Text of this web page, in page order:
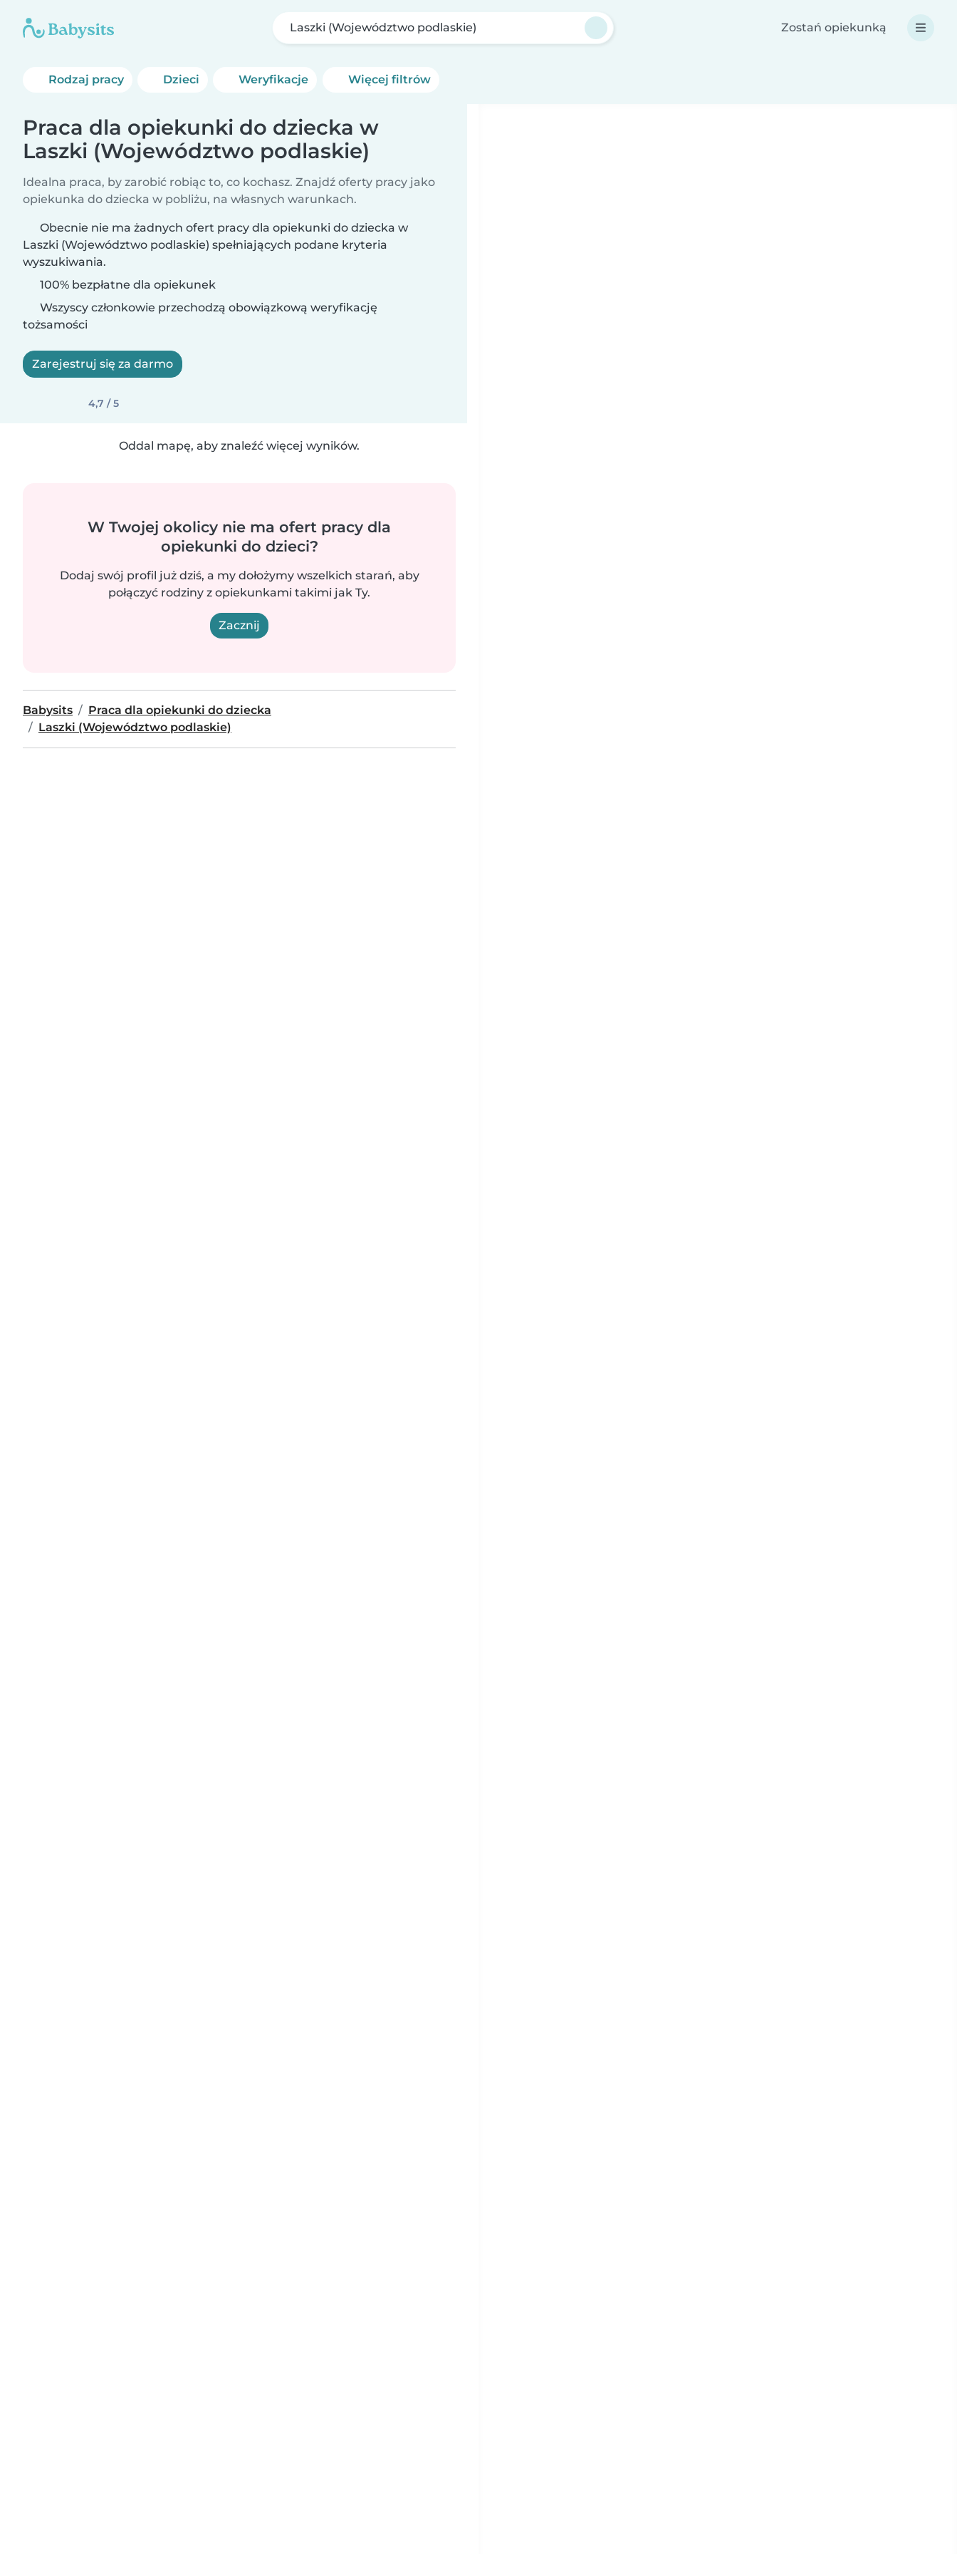
Laszki (Województwo podlaskie) Zostań opiekunką
Rodzaj pracy Dzieci Weryfikacje Więcej filtrów
Praca dla opiekunki do dziecka w
Laszki (Województwo podlaskie)
Idealna praca, by zarobić robiąc to, co kochasz. Znajdź oferty pracy jako
opiekunka do dziecka w pobliżu, na własnych warunkach.
Obecnie nie ma żadnych ofert pracy dla opiekunki do dziecka w
Laszki (Województwo podlaskie) spełniających podane kryteria
wyszukiwania.
100% bezpłatne dla opiekunek
Wszyscy członkowie przechodzą obowiązkową weryfikację
tożsamości
Zarejestruj się za darmo
4,7 / 5
Oddal mapę, aby znaleźć więcej wyników.
W Twojej okolicy nie ma ofert pracy dla
opiekunki do dzieci?
Dodaj swój profil już dziś, a my dołożymy wszelkich starań, aby
połączyć rodziny z opiekunkami takimi jak Ty.
Zacznij
Babysits
Praca dla opiekunki do dziecka
Laszki (Województwo podlaskie)